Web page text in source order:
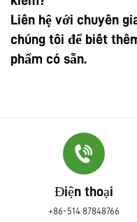
Liên hệ với chuyên
chúng tôi để biết
phẩm có sẵn.
Điện thoại
+86-514 87848766